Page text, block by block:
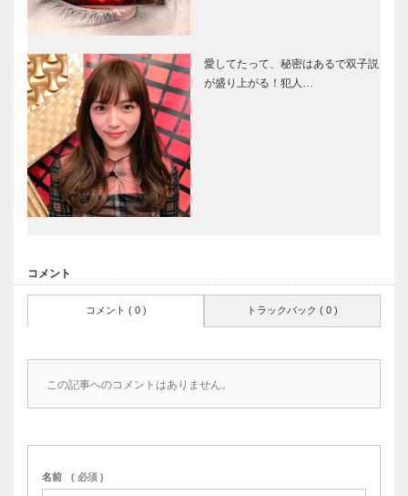
愛してたって、秘密はあるで双子説
が盛り上がる！犯人…
コメント
コメント ( 0 ) トラックバック ( 0 )
この記事へのコメントはありません。
名前 ( 必須 )